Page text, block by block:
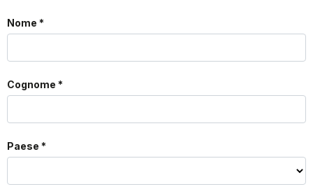
Nome *
Cognome *
Paese *